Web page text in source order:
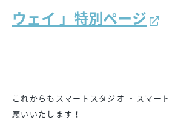
ウェイ 」特別ページ
これからもスマートスタジオ ・スマー
願いいたします！